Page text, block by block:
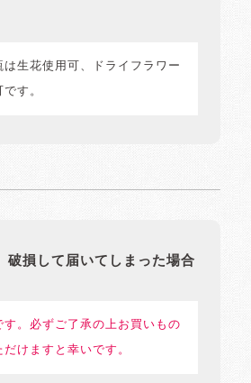
生花使用可、ドライフラワー
す。
破損して届いてしまった場合
。必ずご了承の上お買いもの
けますと幸いです。